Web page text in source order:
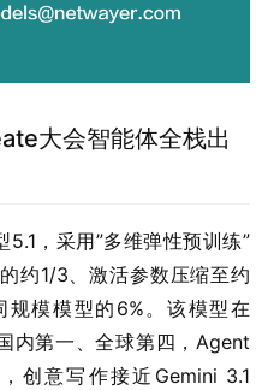
大会智能体全栈出
，采用”多维弹性预训练”
约1/3、激活参数压缩至约
模模型的6%。该模型在
内第一、全球第四，Agent
创意写作接近Gemini 3.1